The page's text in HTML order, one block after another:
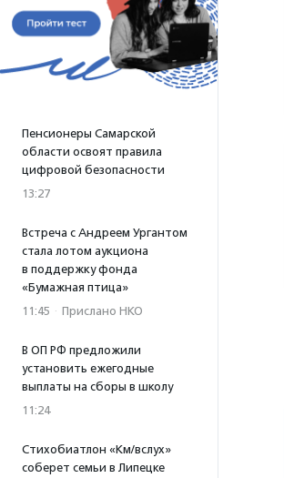
Пенсионеры Самарской
области освоят правила
цифровой безопасности
13:27
Встреча с Андреем Ургантом
стала лотом аукциона
в поддержку фонда
«Бумажная птица»
11:45 · Прислано НКО
В ОП РФ предложили
установить ежегодные
выплаты на сборы в школу
11:24
Стихобиатлон «Км/вслух»
соберет семьи в Липецке